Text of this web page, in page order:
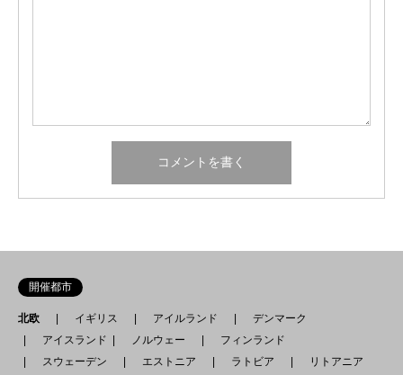
開催都市
北欧 イギリス アイルランド
デンマーク
アイスランド
ノルウェー
フィンランド
スウェーデン
エストニア ラトビア
リトアニア